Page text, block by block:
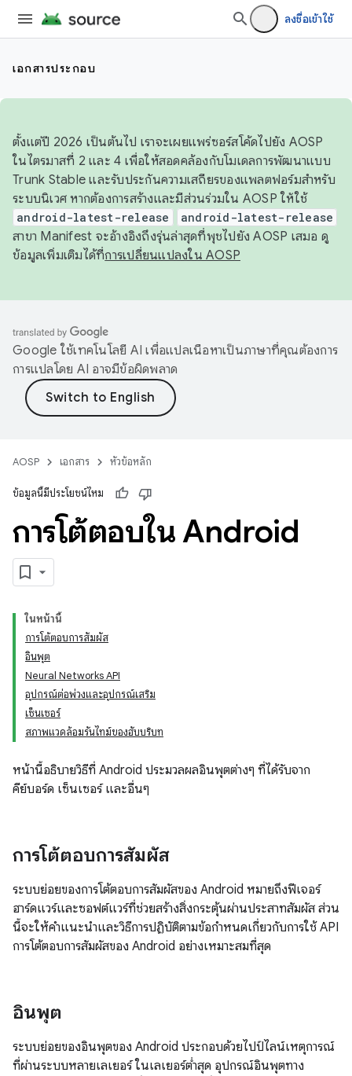
ลงชื่อเข้าใช้
เอกสารประกอบ
ตั้งแต่ปี 2026 เป็นต้นไป เราจะเผยแพร่ซอร์สโค้ดไปยัง AOSP
ในไตรมาสที่ 2 และ 4 เพื่อให้สอดคล้องกับโมเดลการพัฒนาแบบ
Trunk Stable และรับประกันความเสถียรของแพลตฟอร์มสำหรับ
ระบบนิเวศ หากต้องการสร้างและมีส่วนร่วมใน AOSP ให้ใช้
android-latest-release android-latest-release
สาขา Manifest จะอ้างอิงถึงรุ่นล่าสุดที่พุชไปยัง AOSP เสมอ ดู
ข้อมูลเพิ่มเติมได้ที่การเปลี่ยนแปลงใน AOSP
Google ใช้เทคโนโลยี AI เพื่อแปลเนื้อหาเป็นภาษาที่คุณต้องการ
การแปลโดย AI อาจมีข้อผิดพลาด
AOSP เอกสาร หัวข้อหลัก
ข้อมูลนี้มีประโยชน์ไหม
การโต้ตอบใน Android
ในหน้านี้
การโต้ตอบการสัมผัส
อินพุต
Neural Networks API
อุปกรณ์ต่อพ่วงและอุปกรณ์เสริม
เซ็นเซอร์
สภาพแวดล้อมรันไทม์ของฮับบริบท
หน้านี้อธิบายวิธีที่ Android ประมวลผลอินพุตต่างๆ ที่ได้รับจาก
คีย์บอร์ด เซ็นเซอร์ และอื่นๆ
การโต้ตอบการสัมผัส
ระบบย่อยของการโต้ตอบการสัมผัสของ Android หมายถึงฟีเจอร์
ฮาร์ดแวร์และซอฟต์แวร์ที่ช่วยสร้างสิ่งกระตุ้นผ่านประสาทสัมผัส ส่วน
นี้จะให้คำแนะนำและวิธีการปฏิบัติตามข้อกำหนดเกี่ยวกับการใช้ API
การโต้ตอบการสัมผัสของ Android อย่างเหมาะสมที่สุด
อินพุต
ระบบย่อยของอินพุตของ Android ประกอบด้วยไปป์ไลน์เหตุการณ์
ที่ผ่านระบบหลายเลเยอร์ ในเลเยอร์ต่ำสุด อุปกรณ์อินพุตทาง